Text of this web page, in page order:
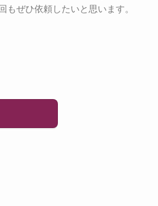
ぜひ依頼したいと思います。